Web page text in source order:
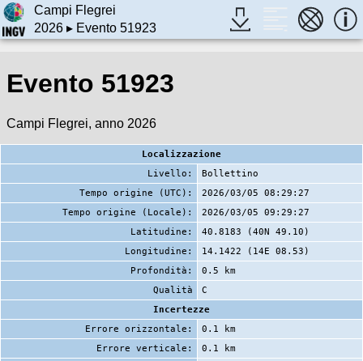
Campi Flegrei
2026▸ Evento 51923
Evento 51923
Campi Flegrei, anno 2026
Localizzazione
Livello:
Bollettino
Tempo origine (UTC):
2026/03/05 08:29:27
Tempo origine (Locale):
2026/03/05 09:29:27
Latitudine:
40.8183 (40N 49.10)
Longitudine:
14.1422 (14E 08.53)
Profondità:
0.5 km
Qualità
C
Incertezze
Errore orizzontale:
0.1 km
Errore verticale:
0.1 km